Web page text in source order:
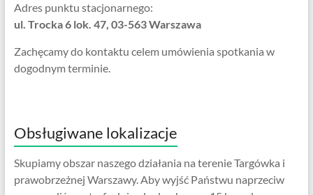
Adres punktu stacjonarnego:
ul. Trocka 6 lok. 47, 03-563 Warszawa
Zachęcamy do kontaktu celem umówienia spotkania w
dogodnym terminie.
Obsługiwane lokalizacje
Skupiamy obszar naszego działania na terenie Targówka i
prawobrzeżnej Warszawy. Aby wyjść Państwu naprzeciw